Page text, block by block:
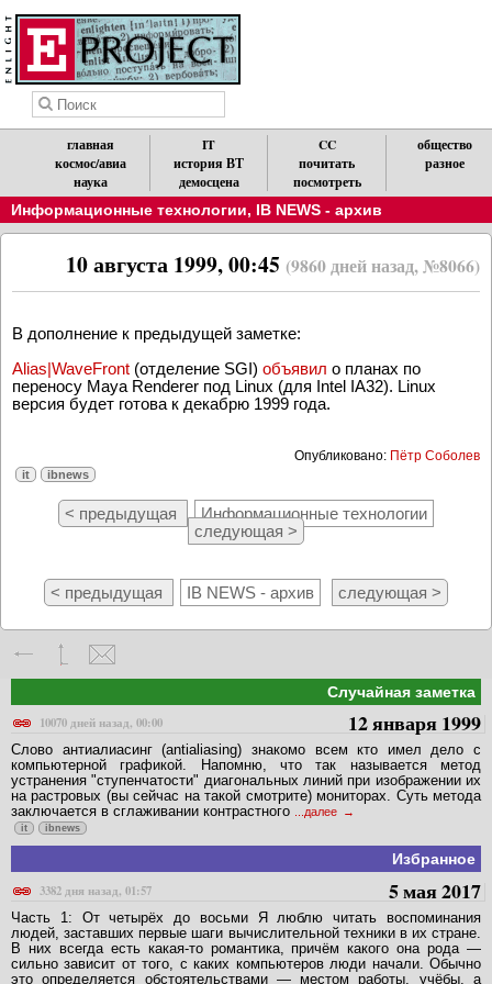
главная
космос/авиа
наука
IT
история ВТ
демосцена
CC
почитать
посмотреть
общество
разное
Информационные технологии, IB NEWS - архив
10 августа 1999, 00:45 (9860 дней назад, №8066)
В дополнение к предыдущей заметке:
Alias|WaveFront (отделение SGI) объявил о планах по
переносу Maya Renderer под Linux (для Intel IA32). Linux
версия будет готова к декабрю 1999 года.
Опубликовано: Пётр Соболев
it ibnews
< предыдущая
Информационные технологии
следующая >
< предыдущая IB NEWS - архив следующая >
Случайная заметка
10070 дней назад, 00:00
12 января 1999
Слово антиалиасинг (antialiasing) знакомо всем кто имел дело с
компьютерной графикой. Напомню, что так называется метод
устранения "ступенчатости" диагональных линий при изображении их
на растровых (вы сейчас на такой смотрите) мониторах. Суть метода
заключается в сглаживании контрастного
...далее
it ibnews
Избранное
3382 дня назад, 01:57
5 мая 2017
Часть 1: От четырёх до восьми Я люблю читать воспоминания
людей, заставших первые шаги вычислительной техники в их стране.
В них всегда есть какая-то романтика, причём какого она рода —
сильно зависит от того, с каких компьютеров люди начали. Обычно
это определяется обстоятельствами — местом работы, учёбы, а